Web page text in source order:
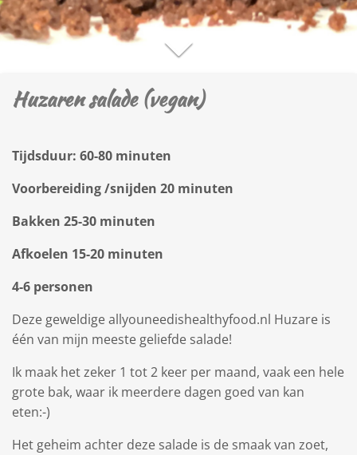
Huzaren salade (vegan)
Tijdsduur: 60-80 minuten
Voorbereiding /snijden 20 minuten
Bakken 25-30 minuten
Afkoelen 15-20 minuten
4-6 personen
Deze geweldige allyouneedishealthyfood.nl Huzare is
één van mijn meeste geliefde salade!
Ik maak het zeker 1 tot 2 keer per maand, vaak een hele
grote bak, waar ik meerdere dagen goed van kan
eten:-)
Het geheim achter deze salade is de smaak van zoet,